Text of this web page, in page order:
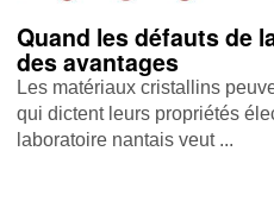
Quand les défauts de
des avantages
Les matériaux cristallins
qui dictent leurs propriétés
laboratoire nantais veut ...